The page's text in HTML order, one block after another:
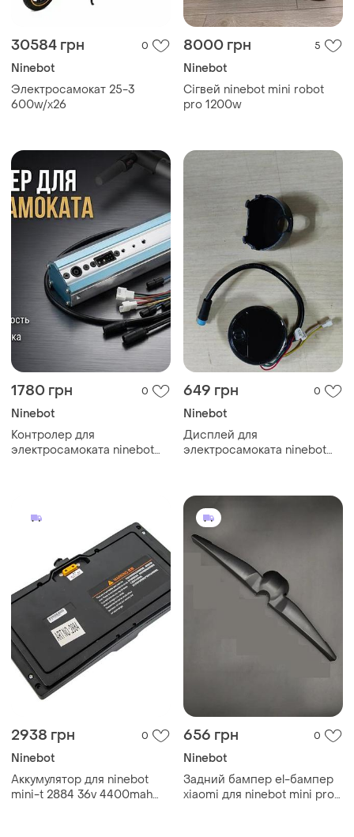
30584 грн 0
Ninebot
Электросамокат 25-3
600w/x26
8000 грн 5
Ninebot
Сігвей ninebot mini robot
pro 1200w
1780 грн 0
Ninebot
Контролер для
электросамоката ninebot
649 грн 0
Ninebot
Дисплей для
электросамоката ninebot
es1,es2,es4,e22,e25,e45
2938 грн 0
Ninebot
Аккумулятор для ninebot
mini-t 2884 36v 4400mah
656 грн 0
Ninebot
Задний бампер el-бампер
xiaomi для ninebot mini pro